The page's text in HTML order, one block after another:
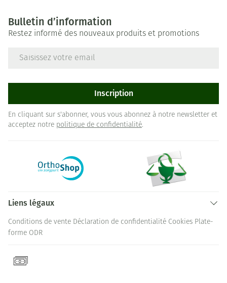
Bulletin d’information
Restez informé des nouveaux produits et promotions
Inscription
En cliquant sur s'abonner, vous vous abonnez à notre newsletter et
acceptez notre politique de confidentialité.
Liens légaux
Conditions de vente Déclaration de confidentialité Cookies Plate-
forme ODR